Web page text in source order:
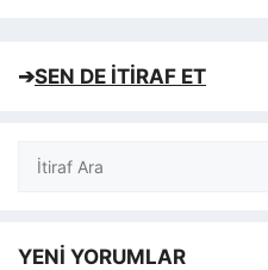
➔SEN DE İTİRAF ET
Ara
YENİ YORUMLAR